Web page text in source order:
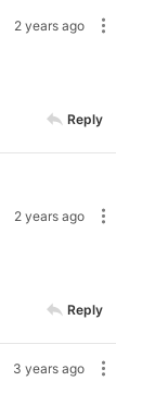
2 years ago
Reply
2 years ago
Reply
3 years ago